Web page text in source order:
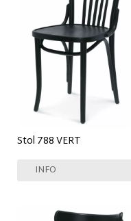
Stol 788 VERT
INFO